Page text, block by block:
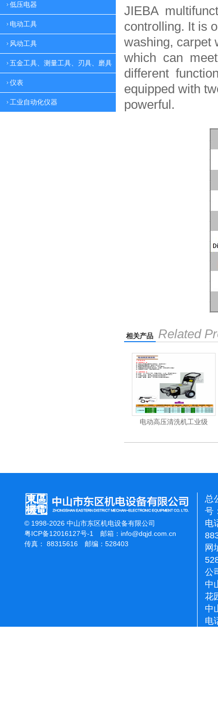
低压电器
电动工具
风动工具
五金工具、测量工具、刃具、磨具
仪表
工业自动化仪器
JIEBA
controlling. It is
washing, carpet
which can
different
equipped with
powerful.
相关产品 Related
电动高压清洗机工业级
© 1998-2026 中山市东区机电设备有限公司
粤ICP备12016127号-1
邮箱： info@dqjd.com.cn
传真： 88315616 邮编：528403
总
号
电
网
公
中
花
中
电